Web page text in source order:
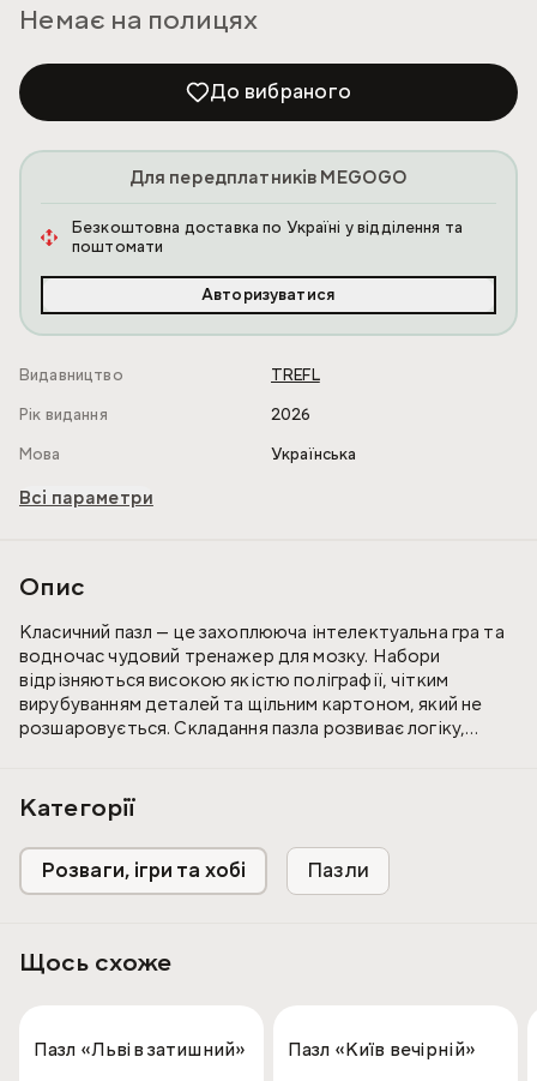
Немає на полицях
До вибраного
Для передплатників MEGOGO
Безкоштовна доставка по Україні у відділення та
поштомати
Авторизуватися
Видавництво
TREFL
Рік видання
2026
Мова
Українська
Всі параметри
Опис
Класичний пазл — це захоплююча інтелектуальна гра та
водночас чудовий тренажер для мозку. Набори
відрізняються високою якістю поліграфії, чітким
вирубуванням деталей та щільним картоном, який не
розшаровується. Складання пазла розвиває логіку,
картину для інтер'єру.
Категорії
Розваги, ігри та хобі Пазли
Щось схоже
Пазл «Львів затишний» Пазл «Київ вечірній»